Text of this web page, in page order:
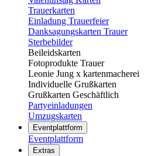
Trauerkarten
Einladung Trauerfeier
Danksagungskarten Trauer
Sterbebilder
Beileidskarten
Fotoprodukte Trauer
Leonie Jung x kartenmacherei
Individuelle Grußkarten
Grußkarten Geschäftlich
Partyeinladungen
Umzugskarten
Eventplattform
Eventplattform
Extras